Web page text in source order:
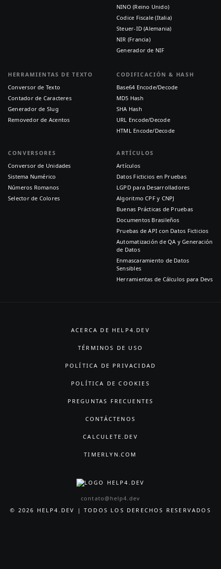
NINO (Reino Unido)
Codice Fiscale (Italia)
Steuer-ID (Alemania)
NIR (Francia)
Generador de NIF
HERRAMIENTAS DE TEXTO
Conversor de Texto
Contador de Caracteres
Generador de Slug
Removedor de Acentos
CODIFICACIÓN & HASH
Base64 Encode/Decode
MD5 Hash
SHA Hash
URL Encode/Decode
HTML Encode/Decode
CONVERSORES
Conversor de Unidades
Sistema Numérico
Números Romanos
Selector de Colores
ARTÍCULOS
Artículos
Datos Ficticios en Pruebas
LGPD para Desarrolladores
Algoritmo CPF y CNPJ
Buenas Prácticas de Pruebas
Documentos Brasileños
Pruebas de API con Datos Ficticios
Automatización de QA y Generación
de Datos
Enmascaramiento de Datos
Sensibles
Herramientas de Cálculos para Devs
ACERCA DE HELP4.DEV
TÉRMINOS DE USO
POLÍTICA DE PRIVACIDAD
POLÍTICA DE COOKIES
PREGUNTAS FRECUENTES
CONTÁCTENOS
CALCULETE.DEV
TIMERLYN.COM
contato@help4.dev
© 2026 HELP4.DEV | TODOS LOS DERECHOS RESERVADOS